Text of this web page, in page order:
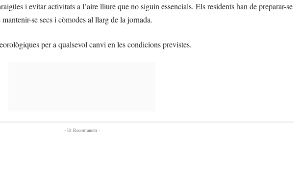
i evitar activitats a l’aire lliure que no siguin essencials. Els residents han de preparar-se
se secs i còmodes al llarg de la jornada.
per a qualsevol canvi en les condicions previstes.
- Et Recomanem -